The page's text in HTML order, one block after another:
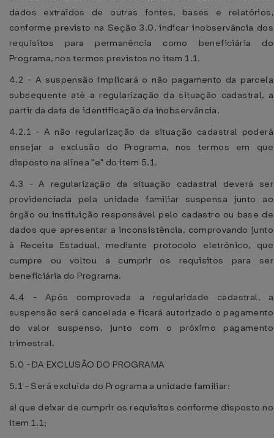
dados extraídos de outras fontes, bases e relatórios,
conforme previsto na Seção 3.0, indicar inobservância dos
requisitos para permanência como beneficiária do
Programa, nos termos previstos no item 1.1.
4.2 - A suspensão implicará o não pagamento da parcela
subsequente até a regularização da situação cadastral, a
partir da data de identificação da inobservância.
4.2.1 - A não regularização da situação cadastral poderá
ensejar a exclusão do Programa, nos termos em que
disposto na alínea "e" do item 5.1.
4.3 - A regularização da situação cadastral deverá ser
providenciada pela unidade familiar suspensa junto ao
órgão ou instituição responsável pelo cadastro ou base de
dados que apresentar a inconsistência, comprovando junto
à Receita Estadual, mediante protocolo eletrônico, que
cumpre ou voltou a cumprir os requisitos para ser
beneficiária do Programa.
4.4 - Após comprovada a regularidade cadastral, a
suspensão será cancelada e ficará autorizado o pagamento
do valor suspenso, junto com o próximo pagamento
trimestral.
5.0 - DA EXCLUSÃO DO PROGRAMA
5.1 - Será excluída do Programa a unidade familiar:
a) que deixar de cumprir os requisitos conforme disposto no
item 1.1;